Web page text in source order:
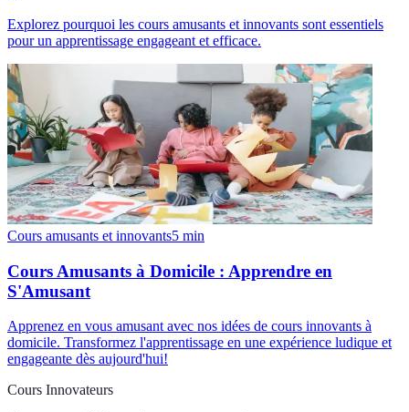
Explorez pourquoi les cours amusants et innovants sont essentiels
pour un apprentissage engageant et efficace.
Cours amusants et innovants5 min
Cours Amusants à Domicile : Apprendre en
S'Amusant
Apprenez en vous amusant avec nos idées de cours innovants à
domicile. Transformez l'apprentissage en une expérience ludique et
engageante dès aujourd'hui!
Cours Innovateurs